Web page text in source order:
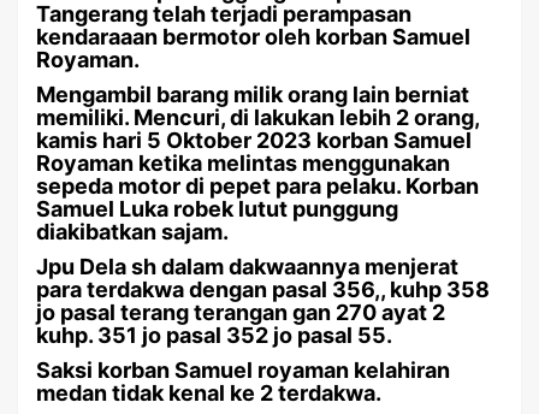
Tangerang telah terjadi perampasan
kendaraaan bermotor oleh korban Samuel
Royaman.
Mengambil barang milik orang lain berniat
memiliki. Mencuri, di lakukan lebih 2 orang,
kamis hari 5 Oktober 2023 korban Samuel
Royaman ketika melintas menggunakan
sepeda motor di pepet para pelaku. Korban
Samuel Luka robek lutut punggung
diakibatkan sajam.
Jpu Dela sh dalam dakwaannya menjerat
para terdakwa dengan pasal 356,, kuhp 358
jo pasal terang terangan gan 270 ayat 2
kuhp. 351 jo pasal 352 jo pasal 55.
Saksi korban Samuel royaman kelahiran
medan tidak kenal ke 2 terdakwa.